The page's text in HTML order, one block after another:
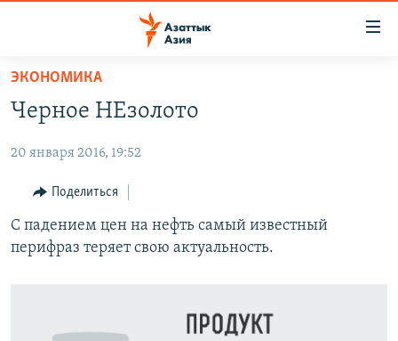
Вернуться
основному
Вернутся
навигации
Вернутся
КАЗАХСТАН
КЫРГЫЗСТАН
УЗБЕКИСТАН
ТАДЖИКИСТАН
НОВОСТИ
ВОЙНА В УКРАИНЕ
НА ДРУГИХ ЯЗЫКАХ
ҚАЗАҚША
КЫРГЫЗЧА
ПОДПИШИТЕСЬ НА НАС В СОЦСЕТЯХ
ЭКОНОМИКА
Черное НЕзолото
20 января 2016, 19:52
Поделиться
С падением цен на нефть самый известный
перифраз теряет свою актуальность.